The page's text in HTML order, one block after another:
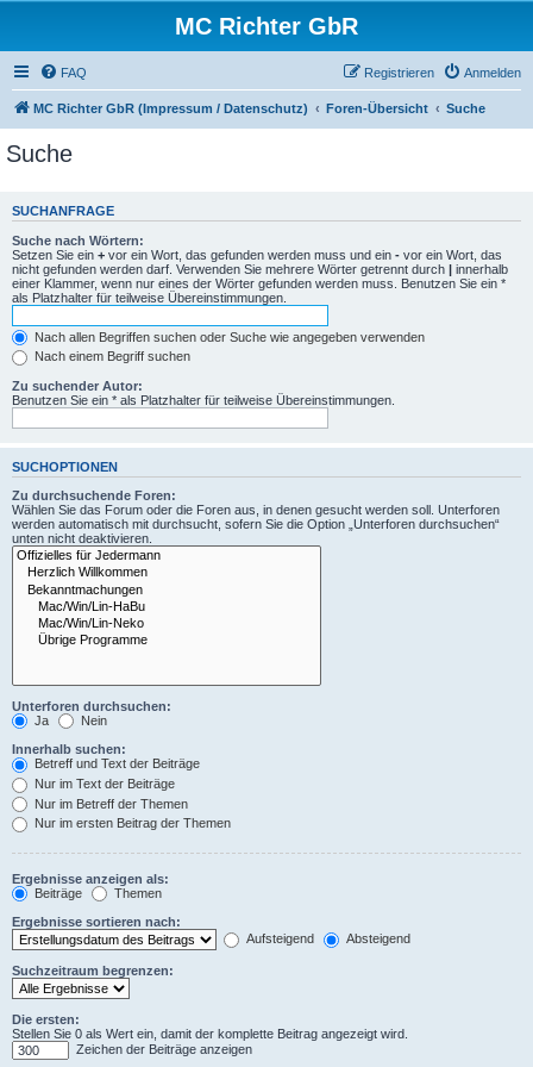
MC Richter GbR
FAQ Anmelden
Registrieren
MC Richter GbR (Impressum / Datenschutz) Foren-Übersicht Suche
Suche
SUCHANFRAGE
Suche nach Wörtern:
Setzen Sie ein + vor ein Wort, das gefunden werden muss und ein - vor ein Wort, das
nicht gefunden werden darf. Verwenden Sie mehrere Wörter getrennt durch | innerhalb
einer Klammer, wenn nur eines der Wörter gefunden werden muss. Benutzen Sie ein *
als Platzhalter für teilweise Übereinstimmungen.
Nach allen Begriffen suchen oder Suche wie angegeben verwenden
Nach einem Begriff suchen
Zu suchender Autor:
Benutzen Sie ein * als Platzhalter für teilweise Übereinstimmungen.
SUCHOPTIONEN
Zu durchsuchende Foren:
Wählen Sie das Forum oder die Foren aus, in denen gesucht werden soll. Unterforen
werden automatisch mit durchsucht, sofern Sie die Option „Unterforen durchsuchen“
unten nicht deaktivieren.
Unterforen durchsuchen:
Ja
Nein
Innerhalb suchen:
Betreff und Text der Beiträge
Nur im Text der Beiträge
Nur im Betreff der Themen
Nur im ersten Beitrag der Themen
Ergebnisse anzeigen als:
Beiträge
Themen
Ergebnisse sortieren nach:
Aufsteigend
Absteigend
Suchzeitraum begrenzen:
Die ersten:
Stellen Sie 0 als Wert ein, damit der komplette Beitrag angezeigt wird.
Zeichen der Beiträge anzeigen